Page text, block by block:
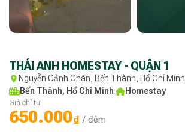
THÁI ANH HOMESTAY - QUẬN 1
Nguyễn Cảnh Chân, Bến Thành, Hồ Chí Minh
Bến Thành, Hồ Chí Minh· Homestay
Giá chỉ từ
650.000₫ / đêm